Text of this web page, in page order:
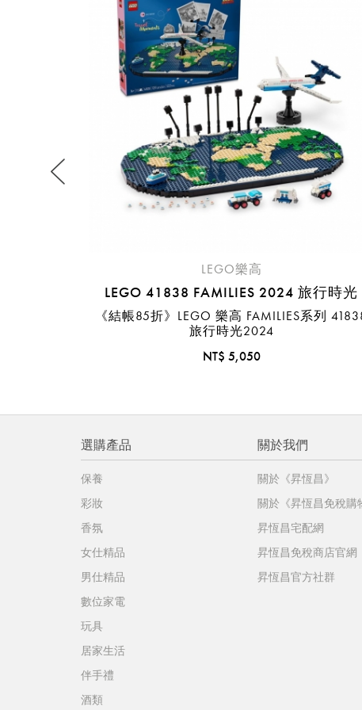
提醒
免稅
不同
明
LEGO樂高
LEGO 41838 FAMILIES 2024 旅行時光
《結帳85折》LEGO 樂高 FAMILIES系列
旅行時光2024
NT$ 5,050
選購產品
保養
彩妝
香氛
女仕精品
男仕精品
數位家電
玩具
居家生活
伴手禮
酒類
關於我們
關於《昇恆昌》
關於《昇恆昌免稅購
昇恆昌宅配網
昇恆昌免稅商店官網
昇恆昌官方社群